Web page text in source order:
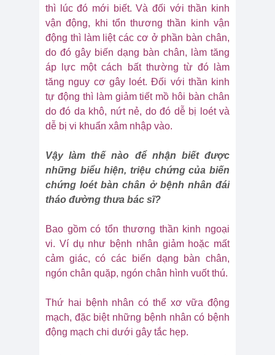
thì lúc đó mới biết. Và đối với thần kinh
vận động, khi tổn thương thần kinh vận
động thì làm liệt các cơ ở phần bàn chân,
do đó gây biến dạng bàn chân, làm tăng
áp lực một cách bất thường từ đó làm
tăng nguy cơ gây loét. Đối với thần kinh
tự động thì làm giảm tiết mồ hôi bàn chân
do đó da khô, nứt nẻ, do đó dễ bị loét và
dễ bị vi khuẩn xâm nhập vào.
Vậy làm thế nào để nhận biết được
những biểu hiện, triệu chứng của biến
chứng loét bàn chân ở bệnh nhân đái
tháo đường thưa bác sĩ?
Bao gồm có tổn thương thần kinh ngoại
vi. Ví dụ như bệnh nhân giảm hoặc mất
cảm giác, có các biến dạng bàn chân,
ngón chân quặp, ngón chân hình vuốt thú.
Thứ hai bệnh nhân có thể xơ vữa động
mạch, đặc biệt những bệnh nhân có bệnh
động mạch chi dưới gây tắc hẹp.